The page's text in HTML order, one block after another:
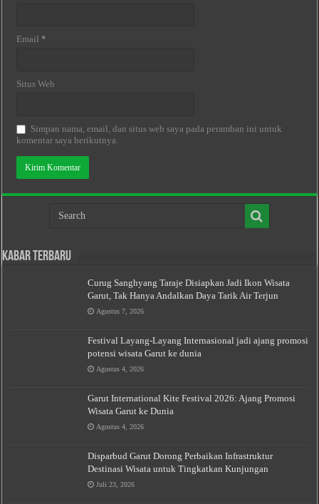
Email *
Situs Web
Simpan nama, email, dan situs web saya pada peramban ini untuk
komentar saya berikutnya.
Kabar Terbaru
Curug Sanghyang Taraje Disiapkan Jadi Ikon Wisata
Garut, Tak Hanya Andalkan Daya Tarik Air Terjun
Agustus 7, 2026
Festival Layang-Layang Internasional jadi ajang promosi
potensi wisata Garut ke dunia
Agustus 4, 2026
Garut International Kite Festival 2026: Ajang Promosi
Wisata Garut ke Dunia
Agustus 4, 2026
Disparbud Garut Dorong Perbaikan Infrastruktur
Destinasi Wisata untuk Tingkatkan Kunjungan
Juli 23, 2026